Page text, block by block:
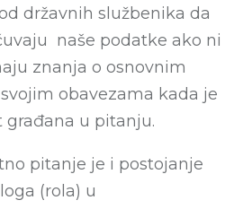
državnih službenika da
naše podatke ako ni
znanja o osnovnim
obavezama kada je
građana u pitanju.
pitanje je i postojanje
(rola) u